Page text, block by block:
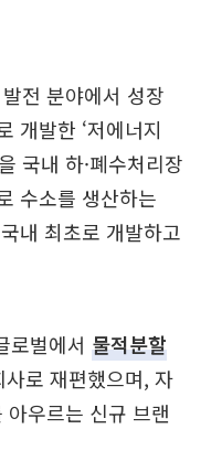
전 분야에서 성장
개발한 ‘저에너지
국내 하·폐수처리장
수소를 생산하는
내 최초로 개발하고
로벌에서 물적분할
로 재편했으며, 자
우르는 신규 브랜